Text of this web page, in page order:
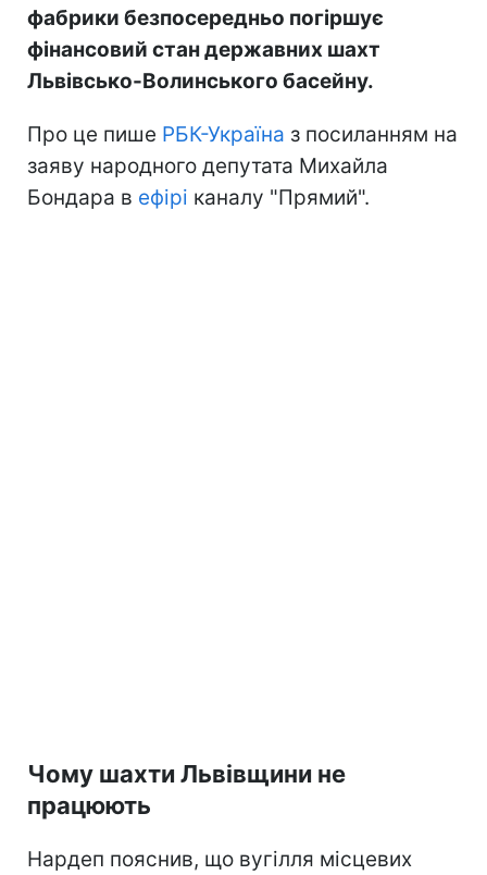
фабрики безпосередньо погіршує
фінансовий стан державних шахт
Львівсько-Волинського басейну.
Про це пише РБК-Україна з посиланням на
заяву народного депутата Михайла
Бондара в ефірі каналу "Прямий".
Чому шахти Львівщини не
працюють
Нардеп пояснив, що вугілля місцевих